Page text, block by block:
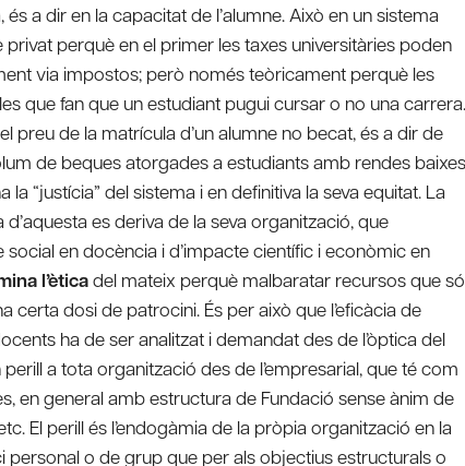
a dir en la capacitat de l’alumne. Això en un sistema
perquè en el primer les taxes universitàries poden
via impostos; però només teòricament perquè les
que fan que un estudiant pugui cursar o no una carrera.
preu de la matrícula d’un alumne no becat, és a dir de
de beques atorgades a estudiants amb rendes
“justícia” del sistema i en definitiva la seva equitat. La
es deriva de la seva organització, que
en docència i d’impacte científic i econòmic en
l’èticadel mateix perquè malbaratar recursos que
dosi de patrocini. És per això que l’eficàcia de
ha de ser analitzat i demandat des de l’òptica del
a tota organització des de l’empresarial, que té com
en general amb estructura de Fundació sense ànim de
El perill és l’endogàmia de la pròpia organització en la
o de grup que per als objectius estructurals o